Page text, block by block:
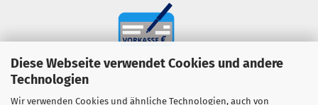
Diese Webseite verwendet Cookies und andere
Technologien
Wir verwenden Cookies und ähnliche Technologien, auch von